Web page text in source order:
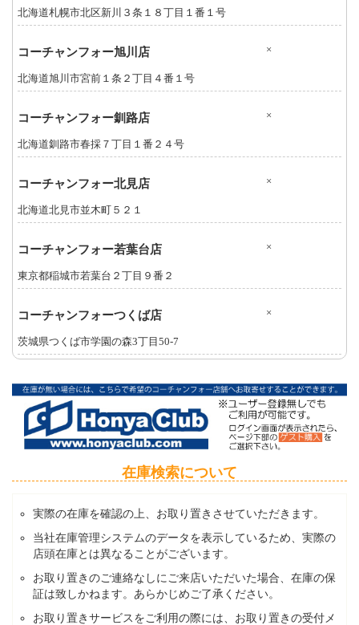
北海道札幌市北区新川３条１８丁目１番１号
コーチャンフォー旭川店 ×
北海道旭川市宮前１条２丁目４番１号
コーチャンフォー釧路店 ×
北海道釧路市春採７丁目１番２４号
コーチャンフォー北見店 ×
北海道北見市並木町５２１
コーチャンフォー若葉台店 ×
東京都稲城市若葉台２丁目９番２
コーチャンフォーつくば店 ×
茨城県つくば市学園の森3丁目50-7
在庫検索について
実際の在庫を確認の上、お取り置きさせていただきます。
当社在庫管理システムのデータを表示しているため、実際の
店頭在庫とは異なることがございます。
お取り置きのご連絡なしにご来店いただいた場合、在庫の保
証は致しかねます。あらかじめご了承ください。
お取り置きサービスをご利用の際には、お取り置きの受付メ